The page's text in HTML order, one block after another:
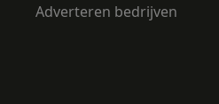
Adverteren bedrijven